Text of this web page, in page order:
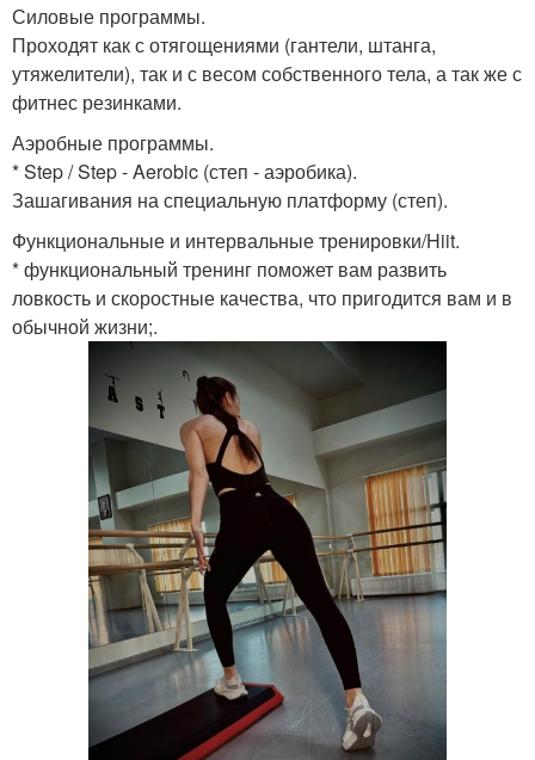
Силовые программы.
Проходят как с отягощениями (гантели, штанга,
утяжелители), так и с весом собственного тела, а так же с
фитнес резинками.
Аэробные программы.
* Step / Step - Aerobic (степ - аэробика).
Зашагивания на специальную платформу (степ).
Функциональные и интервальные тренировки/Hiit.
* функциональный тренинг поможет вам развить
ловкость и скоростные качества, что пригодится вам и в
обычной жизни;.